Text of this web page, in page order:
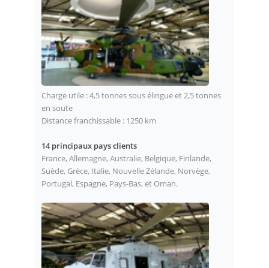
Charge utile : 4,5 tonnes sous élingue et 2,5 tonnes
en soute
Distance franchissable : 1250 km
14 principaux pays clients
France, Allemagne, Australie, Belgique, Finlande,
Suède, Grèce, Italie, Nouvelle Zélande, Norvège,
Portugal, Espagne, Pays-Bas, et Oman.